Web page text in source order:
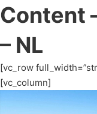
Content
– NL
[vc_row
[vc_column]